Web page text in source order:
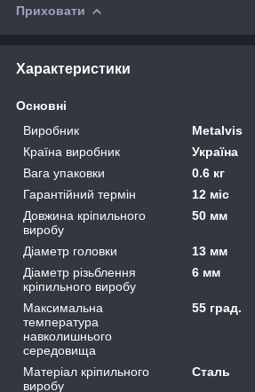
Приховати
Характеристики
Основні
Виробник
Metalvis
Країна виробник
Україна
Вага упаковки
0.6 кг
Гарантійний термін
12 міс
Довжина кріпильного
виробу
50 мм
Діаметр головки
13 мм
Діаметр різьблення
кріпильного виробу
6 мм
Максимальна
температура
навколишнього
середовища
55 град.
Матеріал кріпильного
виробу
Сталь